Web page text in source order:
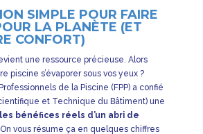
SIMPLE POUR FAIRE
LA PLANÈTE (ET
CONFORT)
une ressource précieuse. Alors
piscine s’évaporer sous vos yeux ?
de la Piscine (FPP) a confié
et Technique du Bâtiment) une
bénéfices réels d’un abri de
On vous résume ça en quelques chiffres